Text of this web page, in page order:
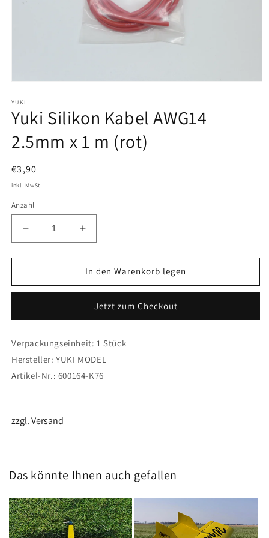
in
Modal
öffnen
YUKI
Yuki Silikon Kabel AWG14
2.5mm x 1 m (rot)
Normaler
Preis
€3,90
inkl. MwSt.
Anzahl
Verringere
die
Menge
Yuki
AWG14
x
1
m
Erhöhe
die
Menge
für
Yuki
Kabel
AWG14
x
1
m
In den Warenkorb legen
Jetzt zum Checkout
Verpackungseinheit: 1 Stück
Hersteller: YUKI MODEL
Artikel-Nr.: 600164-K76
zzgl. Versand
Das könnte Ihnen auch gefallen